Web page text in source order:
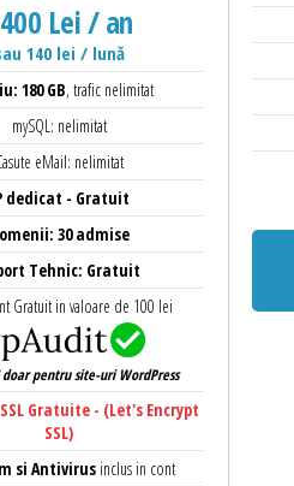
Lei / an
140 lei / lună
180 GB, trafic nelimitat
mySQL: nelimitat
eMail: nelimitat
dedicat - Gratuit
30 admise
Tehnic: Gratuit
Gratuit in valoare de 100 lei
pentru site-uri WordPress
Gratuite - (Let's Encrypt
SSL)
si Antivirus inclus in cont